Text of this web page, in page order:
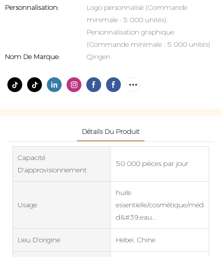
Personnalisation:
Logo personnalisé (Commande
minimale : 5 000 unités),
Personnalisation graphique
(Commande minimale : 5 000 unités)
Nom De Marque:
Qingen
Détails Du Produit
Capacité
D'approvisionnement
50 000 pièces par jour
Usage
huile
essentielle/cosmétique/
d&#39;eau...
Lieu D'origine Hebei, Chine